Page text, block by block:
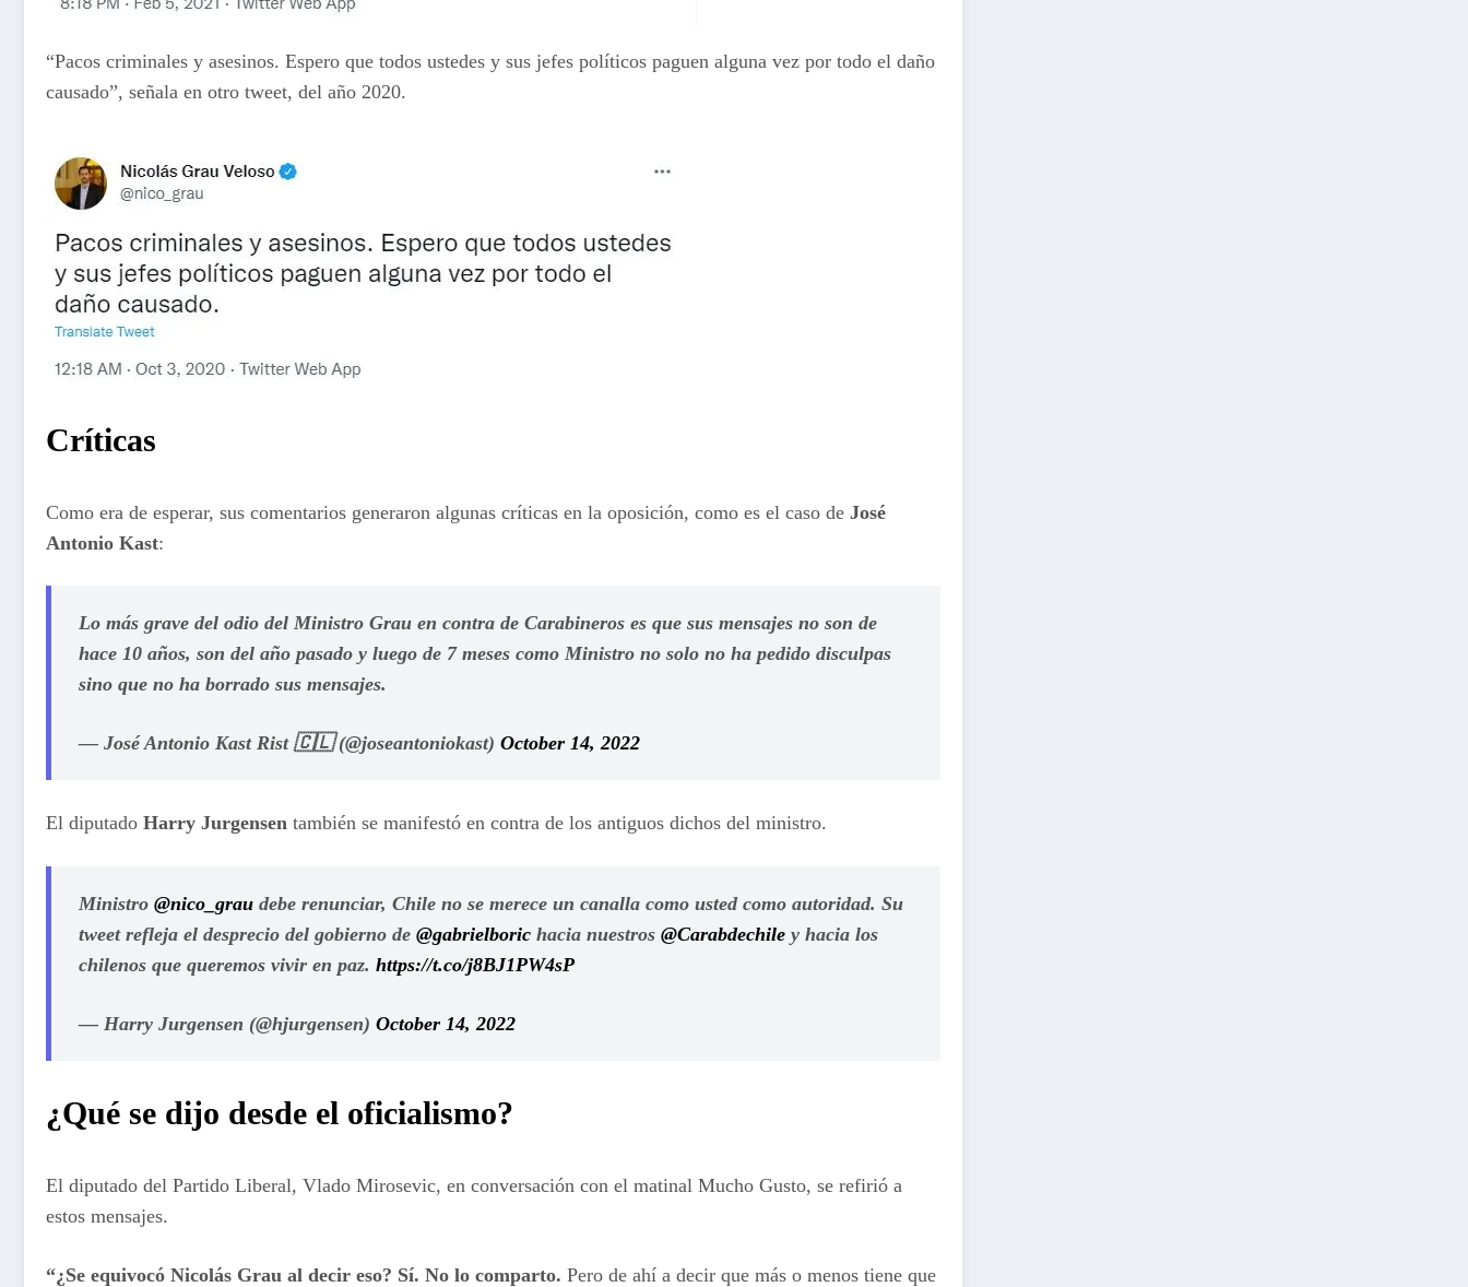
“Pacos criminales y asesinos. Espero que todos ustedes y sus jefes políticos paguen alguna vez por todo el daño
causado”, señala en otro tweet, del año 2020.
Críticas
Como era de esperar, sus comentarios generaron algunas críticas en la oposición, como es el caso de José
Antonio Kast:
Lo más grave del odio del Ministro Grau en contra de Carabineros es que sus mensajes no son de
hace 10 años, son del año pasado y luego de 7 meses como Ministro no solo no ha pedido disculpas
sino que no ha borrado sus mensajes.
— José Antonio Kast Rist 🇨🇱 (@joseantoniokast) October 14, 2022
El diputado Harry Jurgensen también se manifestó en contra de los antiguos dichos del ministro.
Ministro @nico_grau debe renunciar, Chile no se merece un canalla como usted como autoridad. Su
tweet refleja el desprecio del gobierno de @gabrielboric hacia nuestros @Carabdechile y hacia los
chilenos que queremos vivir en paz. https://t.co/j8BJ1PW4sP
— Harry Jurgensen (@hjurgensen) October 14, 2022
¿Qué se dijo desde el oficialismo?
El diputado del Partido Liberal, Vlado Mirosevic, en conversación con el matinal Mucho Gusto, se refirió a
estos mensajes.
“¿Se equivocó Nicolás Grau al decir eso? Sí. No lo comparto. Pero de ahí a decir que más o menos tiene que